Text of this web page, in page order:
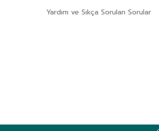
Yardım ve Sıkça Sorulan Sorular